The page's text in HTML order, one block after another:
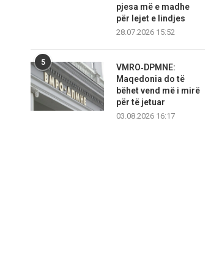
pjesa më e madhe
për lejet e lindjes
28.07.2026 15:52
5
VMRO‑DPMNE:
Maqedonia do të
bëhet vend më i mirë
për të jetuar
03.08.2026 16:17